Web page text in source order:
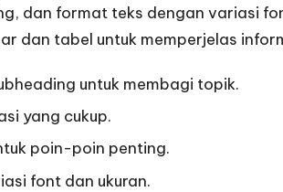
dan format teks dengan variasi
dan tabel untuk memperjelas
untuk membagi topik.
yang cukup.
poin-poin penting.
font dan ukuran.